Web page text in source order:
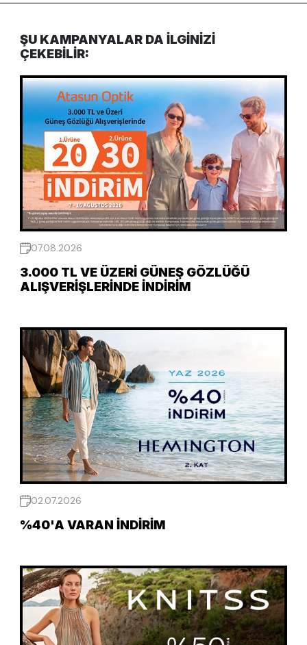
ŞU KAMPANYALAR DA ILGINIZI
ÇEKEBILIR:
07.08.2026
3.000 TL VE ÜZERI GÜNEŞ GÖZLÜĞÜ
ALIŞVERIŞLERINDE İNDIRIM
02.07.2026
%40'A VARAN İNDIRIM